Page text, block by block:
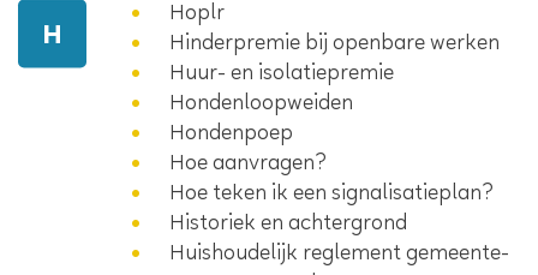
H
Hoplr
Hinderpremie bij openbare werken
Huur- en isolatiepremie
Hondenloopweiden
Hondenpoep
Hoe aanvragen?
Hoe teken ik een signalisatieplan?
Historiek en achtergrond
Huishoudelijk reglement gemeente-